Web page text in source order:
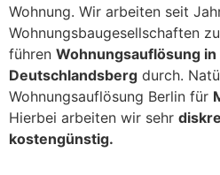
Wohnung. Wir arbeiten seit
Wohnungsbaugesellschaften
führen Wohnungsauflösung in
Deutschlandsberg durch.
Wohnungsauflösung Berlin für
Hierbei arbeiten wir sehr
kostengünstig.